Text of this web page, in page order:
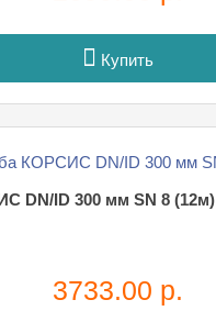
Купить
DN/ID 300 мм SN 8 (12м)
3733.00 р.